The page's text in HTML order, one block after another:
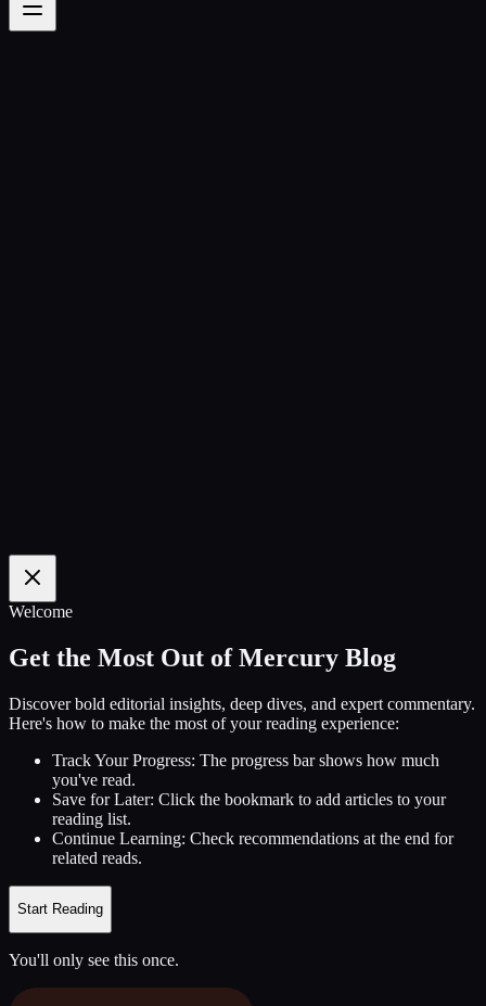
100 %
Welcome
Get the Most Out of Mercury Blog
Discover bold editorial insights, deep dives, and expert commentary.
Here's how to make the most of your reading experience:
Track Your Progress: The progress bar shows how much
you've read.
Save for Later: Click the bookmark to add articles to your
reading list.
Continue Learning: Check recommendations at the end for
related reads.
Start Reading
You'll only see this once.